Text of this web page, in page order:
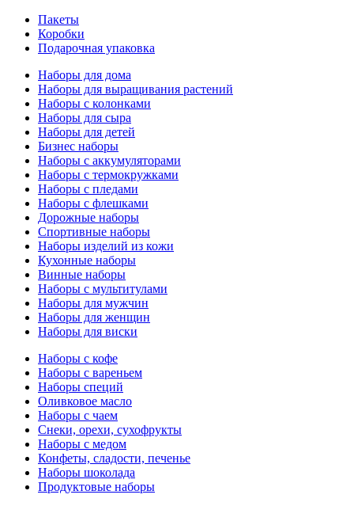
Пакеты
Коробки
Подарочная упаковка
Наборы для дома
Наборы для выращивания растений
Наборы с колонками
Наборы для сыра
Наборы для детей
Бизнес наборы
Наборы с аккумуляторами
Наборы с термокружками
Наборы с пледами
Наборы с флешками
Дорожные наборы
Спортивные наборы
Наборы изделий из кожи
Кухонные наборы
Винные наборы
Наборы с мультитулами
Наборы для мужчин
Наборы для женщин
Наборы для виски
Наборы с кофе
Наборы с вареньем
Наборы специй
Оливковое масло
Наборы с чаем
Снеки, орехи, сухофрукты
Наборы с медом
Конфеты, сладости, печенье
Наборы шоколада
Продуктовые наборы